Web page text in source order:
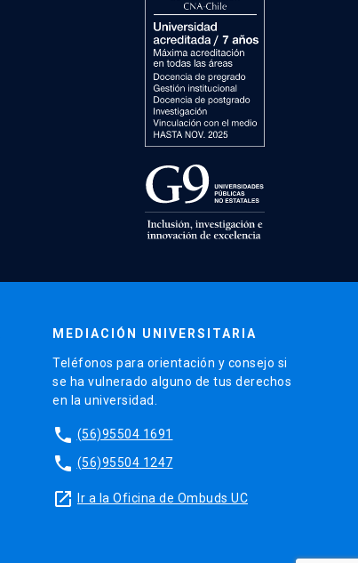
MEDIACIÓN UNIVERSITARIA
Teléfonos para orientación y consejo si
se ha vulnerado alguno de tus derechos
en la universidad.
phone (56)95504 1691
phone (56)95504 1247
launch Ir a la Oficina de Ombuds UC